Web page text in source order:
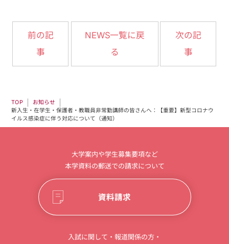
前の記
事
NEWS一覧に戻
る
次の記
事
TOP お知らせ
新入生・在学生・保護者・教職員非常勤講師の皆さんへ：【重要】新型コロナウ
イルス感染症に伴う対応について（通知）
大学案内や学生募集要項など
本学資料の郵送での請求について
資料請求
入試に関して・報道関係の方・